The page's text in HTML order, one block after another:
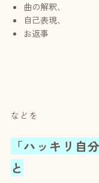
曲の解釈、
自己表現、
お返事
などを
「ハッキリ自
と